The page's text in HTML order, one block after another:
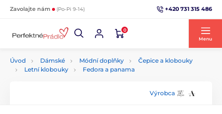
Zavolajte nám (Po-Pi 9-14) +420 731 315 486
0
Menu
Úvod Dámské Módní doplňky
Čepice a klobouky
Letní klobouky
Fedora a panama
Výrobca